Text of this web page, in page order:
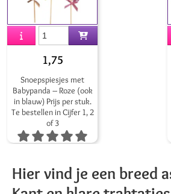
1,75
Snoepspiesjes met
Babypanda – Roze (ook
in blauw) Prijs per stuk.
Te bestellen in Cijfer 1, 2
of 3
Hier vind je een breed